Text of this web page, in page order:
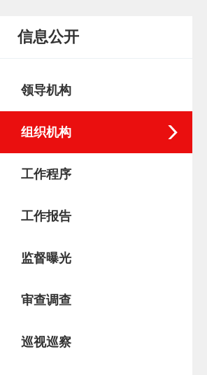
信息公开
领导机构
组织机构
工作程序
工作报告
监督曝光
审查调查
巡视巡察